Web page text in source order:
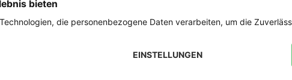
Sicher einkaufen mit